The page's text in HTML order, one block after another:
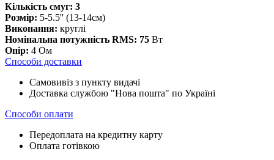
Кількість смуг: 3
Розмір: 5-5.5'' (13-14см)
Виконання: круглі
Номінальна потужність RMS: 75 Вт
Опір: 4 Ом
Способи доставки
Самовивіз з пункту видачі
Доставка службою "Нова пошта" по Україні
Способи оплати
Передоплата на кредитну карту
Оплата готівкою